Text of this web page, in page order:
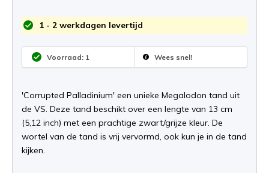
1 - 2 werkdagen levertijd
Voorraad: 1 Wees snel!
'Corrupted Palladinium' een unieke Megalodon tand uit
de VS. Deze tand beschikt over een lengte van 13 cm
(5,12 inch) met een prachtige zwart/grijze kleur. De
wortel van de tand is vrij vervormd, ook kun je in de tand
kijken.